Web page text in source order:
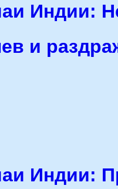
Индии:
и
Индии: